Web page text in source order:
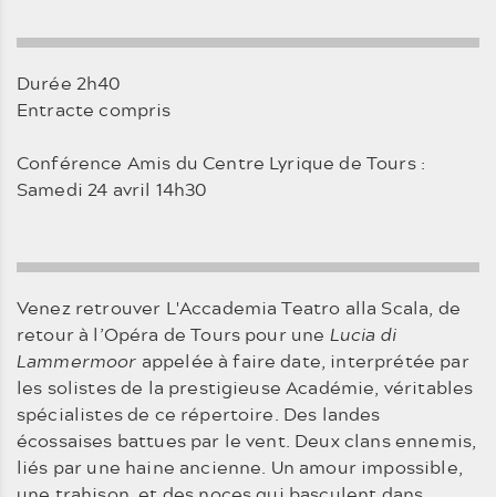
Durée 2h40
Entracte compris
Conférence Amis du Centre Lyrique de Tours :
Samedi 24 avril 14h30
Venez retrouver L'Accademia Teatro alla Scala, de
retour à l’Opéra de Tours pour une Lucia di
Lammermoor appelée à faire date, interprétée par
les solistes de la prestigieuse Académie, véritables
spécialistes de ce répertoire. Des landes
écossaises battues par le vent. Deux clans ennemis,
liés par une haine ancienne. Un amour impossible,